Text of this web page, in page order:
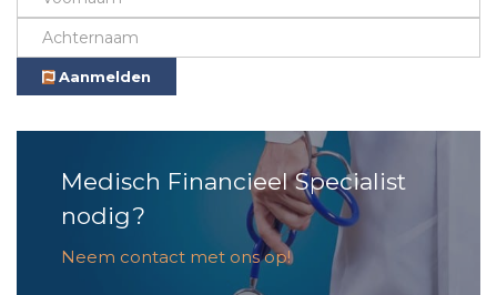
Aanmelden
Medisch Financieel Specialist
nodig?
Neem contact met ons op!